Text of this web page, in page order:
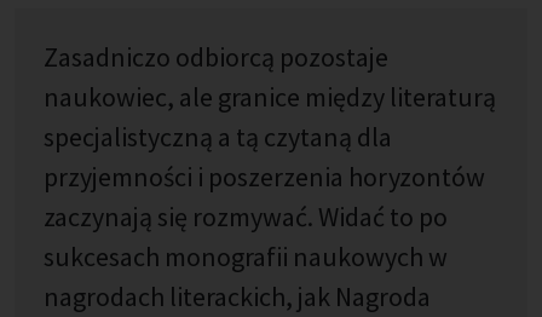
Zasadniczo odbiorcą pozostaje
naukowiec, ale granice między literaturą
specjalistyczną a tą czytaną dla
przyjemności i poszerzenia horyzontów
zaczynają się rozmywać. Widać to po
sukcesach monografii naukowych w
nagrodach literackich, jak Nagroda